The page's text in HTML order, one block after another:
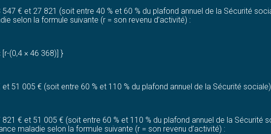
€ et 27 821 (soit entre 40 % et 60 % du plafond annuel de la Sécurité
selon la formule suivante (r = son revenu d’activité) :
(0,4 × 46 368)] }
51 005 € (soit entre 60 % et 110 % du plafond annuel de la Sécurité sociale)
€ et 51 005 € (soit entre 60 % et 110 % du plafond annuel de la Sécurité
maladie selon la formule suivante (r = son revenu d’activité) :